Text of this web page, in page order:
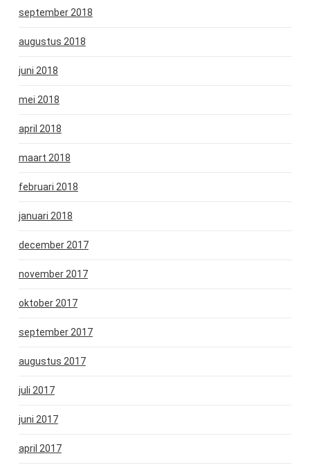
september 2018
augustus 2018
juni 2018
mei 2018
april 2018
maart 2018
februari 2018
januari 2018
december 2017
november 2017
oktober 2017
september 2017
augustus 2017
juli 2017
juni 2017
april 2017